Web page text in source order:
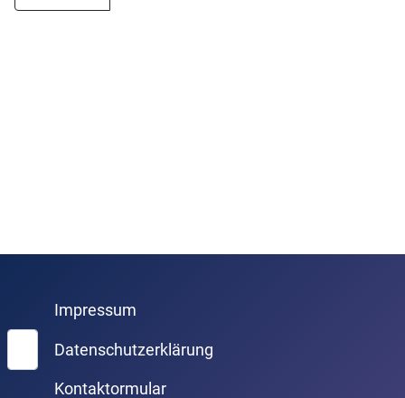
Suchen
Impressum
Datenschutzerklärung
Kontaktormular